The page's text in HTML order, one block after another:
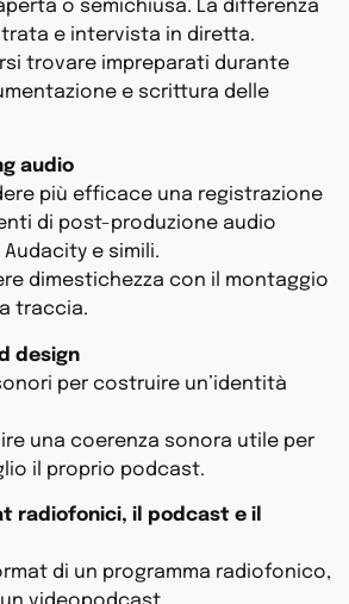
o semichiusa. La differenza
e intervista in diretta.
trovare impreparati durante
e scrittura delle
audio
più efficace una registrazione
di post-produzione audio
e simili.
dimestichezza con il montaggio
traccia.
design
per costruire un’identità
una coerenza sonora utile per
il proprio podcast.
radiofonici, il podcast e il
di un programma radiofonico,